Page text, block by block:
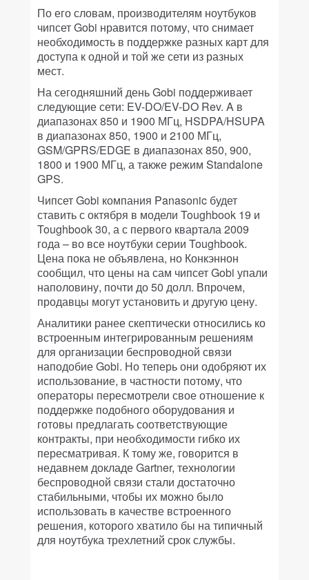
По его словам, производителям ноутбуков
чипсет Gobi нравится потому, что снимает
необходимость в поддержке разных карт для
доступа к одной и той же сети из разных
мест.
На сегодняшний день Gobi поддерживает
следующие сети: EV-DO/EV-DO Rev. A в
диапазонах 850 и 1900 МГц, HSDPA/HSUPA
в диапазонах 850, 1900 и 2100 МГц,
GSM/GPRS/EDGE в диапазонах 850, 900,
1800 и 1900 МГц, а также режим Standalone
GPS.
Чипсет Gobi компания Panasonic будет
ставить с октября в модели Toughbook 19 и
Toughbook 30, а с первого квартала 2009
года – во все ноутбуки серии Toughbook.
Цена пока не объявлена, но Конкэннон
сообщил, что цены на сам чипсет Gobi упали
наполовину, почти до 50 долл. Впрочем,
продавцы могут установить и другую цену.
Аналитики ранее скептически относились ко
встроенным интегрированным решениям
для организации беспроводной связи
наподобие Gobi. Но теперь они одобряют их
использование, в частности потому, что
операторы пересмотрели свое отношение к
поддержке подобного оборудования и
готовы предлагать соответствующие
контракты, при необходимости гибко их
пересматривая. К тому же, говорится в
недавнем докладе Gartner, технологии
беспроводной связи стали достаточно
стабильными, чтобы их можно было
использовать в качестве встроенного
решения, которого хватило бы на типичный
для ноутбука трехлетний срок службы.